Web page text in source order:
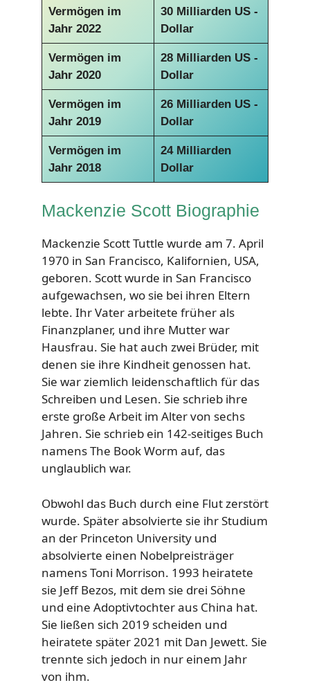
Vermögen im
Jahr 2022
30 Milliarden US -
Dollar
Vermögen im
Jahr 2020
28 Milliarden US -
Dollar
Vermögen im
Jahr 2019
26 Milliarden US -
Dollar
Vermögen im
Jahr 2018
24 Milliarden
Dollar
Mackenzie Scott Biographie
Mackenzie Scott Tuttle wurde am 7. April
1970 in San Francisco, Kalifornien, USA,
geboren. Scott wurde in San Francisco
aufgewachsen, wo sie bei ihren Eltern
lebte. Ihr Vater arbeitete früher als
Finanzplaner, und ihre Mutter war
Hausfrau. Sie hat auch zwei Brüder, mit
denen sie ihre Kindheit genossen hat.
Sie war ziemlich leidenschaftlich für das
Schreiben und Lesen. Sie schrieb ihre
erste große Arbeit im Alter von sechs
Jahren. Sie schrieb ein 142-seitiges Buch
namens The Book Worm auf, das
unglaublich war.
Obwohl das Buch durch eine Flut zerstört
wurde. Später absolvierte sie ihr Studium
an der Princeton University und
absolvierte einen Nobelpreisträger
namens Toni Morrison. 1993 heiratete
sie Jeff Bezos, mit dem sie drei Söhne
und eine Adoptivtochter aus China hat.
Sie ließen sich 2019 scheiden und
heiratete später 2021 mit Dan Jewett. Sie
trennte sich jedoch in nur einem Jahr
von ihm.